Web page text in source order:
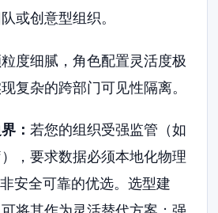
或创意型组织。
度细腻，角色配置灵活度极
复杂的跨部门可见性隔离。
：若您的组织受强监管（如
，要求数据必须本地化物理
安全可靠的优选。选型建